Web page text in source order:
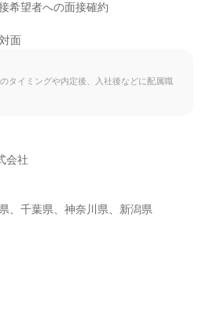
希望者への面接確約
面
タイミングや内定後、入社後などに配属職
会社
、千葉県、神奈川県、新潟県